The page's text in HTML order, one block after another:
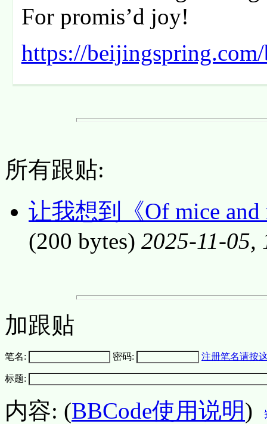
For promis’d joy!
https://
所有跟贴:
让我想到《Of mice
(200 bytes) 2025-11-05,
加跟贴
笔名: 密码: 注册笔名请按
标题:
内容: (BBCode使用说明)